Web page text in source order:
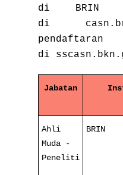
di BRIN
di
di
Jabatan
Ahli
Muda -
Peneliti
BRIN